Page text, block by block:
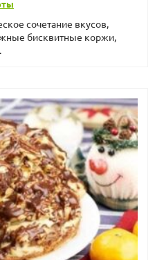
сочетание вкусов,
бисквитные коржи,